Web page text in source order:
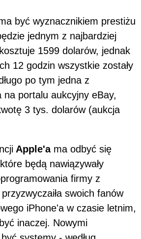
być wyznacznikiem prestiżu
jednym z najbardziej
1599 dolarów, jednak
12 godzin wszystkie zostały
po tym jedna z
na portalu aukcyjny eBay,
3 tys. dolarów (aukcja
Apple'ama odbyć się
będą nawiązywały
firmy z
swoich fanów
iPhone'a w czasie letnim,
inaczej. Nowymi